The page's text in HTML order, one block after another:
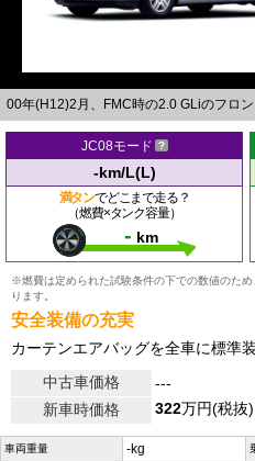
00年(H12)2月、FMC時の2.0 GLiのフロン
JC08モード
-km/L(L)
満タンでどこまで走る？
（燃費×タンク容量）
- km
※燃費は定められた試験条件の下での数値のた
ります。
安全装備の充実
カーテンエアバッグを全車に標準
中古車価格
---
新車時価格
322万円(税抜)
車両重量 -kg